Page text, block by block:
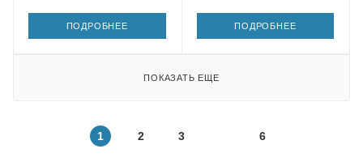
ПОДРОБНЕЕ ПОДРОБНЕЕ
ПОКАЗАТЬ ЕЩЕ
1 2 3 6